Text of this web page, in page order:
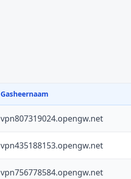
Gasheernaam
vpn807319024.opengw.net
vpn435188153.opengw.net
vpn756778584.opengw.net